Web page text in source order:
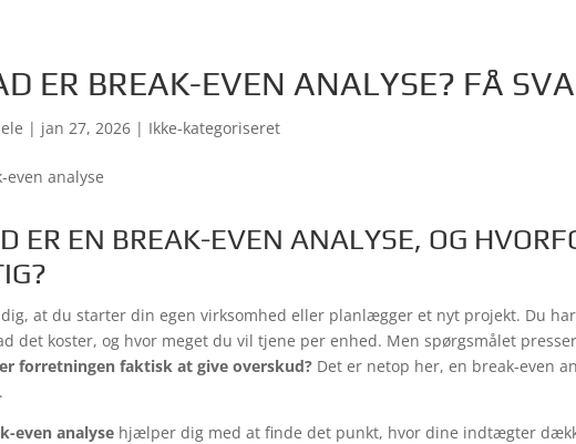
ER BREAK-EVEN ANALYSE? FÅ
| jan 27, 2026| Ikke-kategoriseret
ER EN BREAK-EVEN ANALYSE, OG
at du starter din egen virksomhed eller planlægger et nyt projekt. Du
det koster, og hvor meget du vil tjene per enhed. Men spørgsmålet
forretningen faktisk at give overskud?Det er netop her, en break-even
even analysehjælper dig med at finde det punkt, hvor dine indtægter